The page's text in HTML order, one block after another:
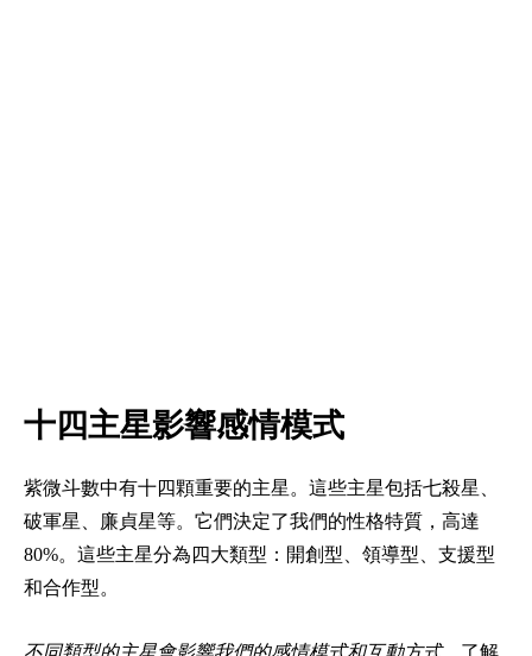
十四主星影響感情模式
紫微斗數中有十四顆重要的主星。這些主星包括七殺星、
破軍星、廉貞星等。它們決定了我們的性格特質，高達
80%。這些主星分為四大類型：開創型、領導型、支援型
和合作型。
不同類型的主星會影響我們的感情模式和互動方式。 了解